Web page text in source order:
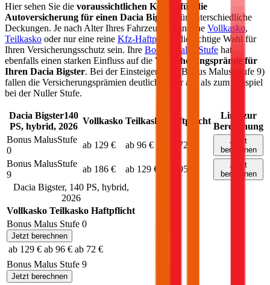
Hier sehen Sie die voraussichtlichen Kosten für die
Autoversicherung für einen Dacia Bigster
für unterschiedliche
Deckungen. Je nach Alter Ihres Fahrzeugs kann eine Vollkasko,
Teilkasko oder nur eine reine Kfz-Haftpflicht
die richtige Wahl für
Ihren Versicherungsschutz sein. Ihre Bonus-Malus Stufe hat
ebenfalls einen starken Einfluss auf die Versicherungsprämie für
Ihren Dacia Bigster. Bei der Einsteigerstufe (Bonus Malus Stufe 9)
fallen die Versicherungsprämien deutlich höher aus als zum Beispiel
bei der Nuller Stufe.
Dacia Bigster140
PS, hybrid, 2026
Vollkasko Teilkasko Haftpflicht
Link zur
Berechnung
Bonus MalusStufe
0
ab 129 € ab 96 € ab 72 €
Jetzt
berechnen
Bonus MalusStufe
9
ab 186 € ab 129 € ab 95 €
Jetzt
berechnen
Dacia Bigster, 140PS, hybrid,
2026
Vollkasko Teilkasko Haftpflicht
Bonus Malus Stufe 0
Jetzt berechnen
ab 129 € ab 96 € ab 72 €
Bonus Malus Stufe 9
Jetzt berechnen